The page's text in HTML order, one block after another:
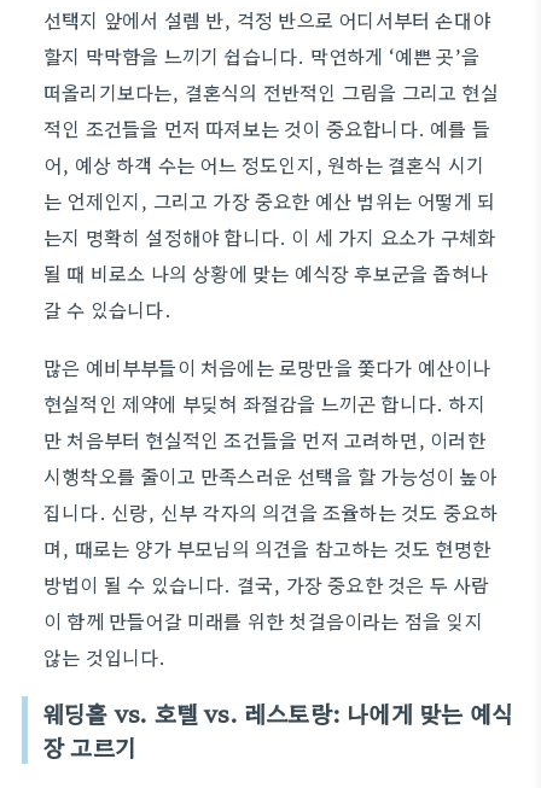
선택지 앞에서 설렘 반, 걱정 반으로 어디서부터 손대야
할지 막막함을 느끼기 쉽습니다. 막연하게 ‘예쁜 곳’을
떠올리기보다는, 결혼식의 전반적인 그림을 그리고 현실
적인 조건들을 먼저 따져보는 것이 중요합니다. 예를 들
어, 예상 하객 수는 어느 정도인지, 원하는 결혼식 시기
는 언제인지, 그리고 가장 중요한 예산 범위는 어떻게 되
는지 명확히 설정해야 합니다. 이 세 가지 요소가 구체화
될 때 비로소 나의 상황에 맞는 예식장 후보군을 좁혀나
갈 수 있습니다.
많은 예비부부들이 처음에는 로망만을 쫓다가 예산이나
현실적인 제약에 부딪혀 좌절감을 느끼곤 합니다. 하지
만 처음부터 현실적인 조건들을 먼저 고려하면, 이러한
시행착오를 줄이고 만족스러운 선택을 할 가능성이 높아
집니다. 신랑, 신부 각자의 의견을 조율하는 것도 중요하
며, 때로는 양가 부모님의 의견을 참고하는 것도 현명한
방법이 될 수 있습니다. 결국, 가장 중요한 것은 두 사람
이 함께 만들어갈 미래를 위한 첫걸음이라는 점을 잊지
않는 것입니다.
웨딩홀 vs. 호텔 vs. 레스토랑: 나에게 맞는 예식
장 고르기